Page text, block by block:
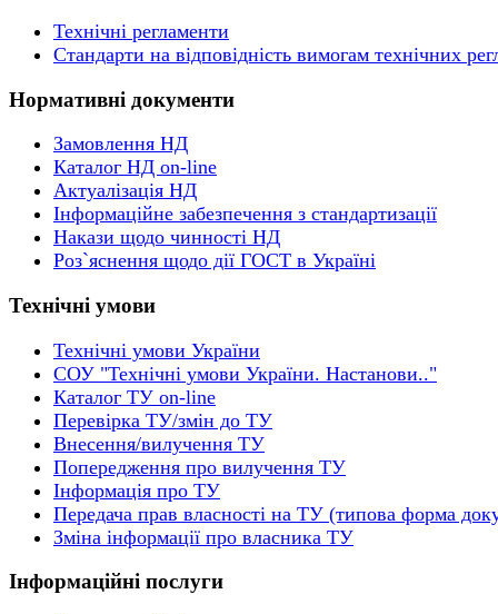
Технічні регламенти
Стандарти на відповідність вимогам технічних
Нормативні документи
Замовлення НД
Каталог НД on-line
Актуалізація НД
Інформаційне забезпечення з стандартизації
Накази щодо чинності НД
Роз`яснення щодо дії ГОСТ в Україні
Технічні умови
Технічні умови України
СОУ "Технічні умови України. Настанови.."
Каталог ТУ on-line
Перевірка ТУ/змін до ТУ
Внесення/вилучення ТУ
Попередження про вилучення ТУ
Інформація про ТУ
Передача прав власності на ТУ (типова форма
Зміна інформації про власника ТУ
Інформаційні послуги